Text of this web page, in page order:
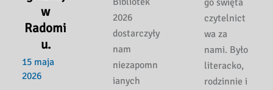
w
Radomi
u.
15 maja
2026
2026
dostarczyły
nam
niezapomn
ianych
go święta
czytelnict
wa za
nami. Było
literacko,
rodzinnie i